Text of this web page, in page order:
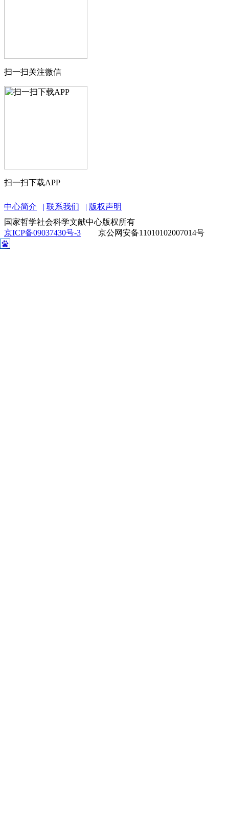
扫一扫关注微信
扫一扫下载APP
中心简介 联系我们
版权声明
国家哲学社会科学文献中心版权所有
京ICP备09037430号-3
京公网安备11010102007014号